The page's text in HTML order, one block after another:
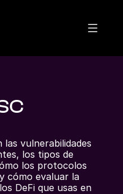
vulnerabilidades
los tipos de
los protocolos
cómo evaluar la
DeFi que usas en